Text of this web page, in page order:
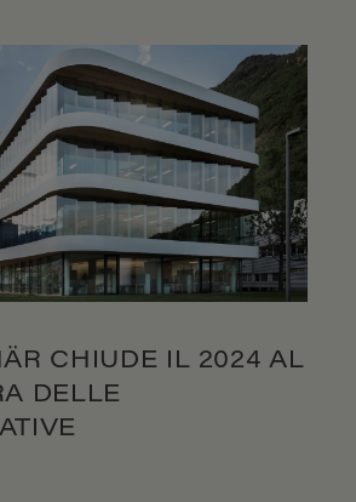
CHIUDE IL 2024 AL
DELLE